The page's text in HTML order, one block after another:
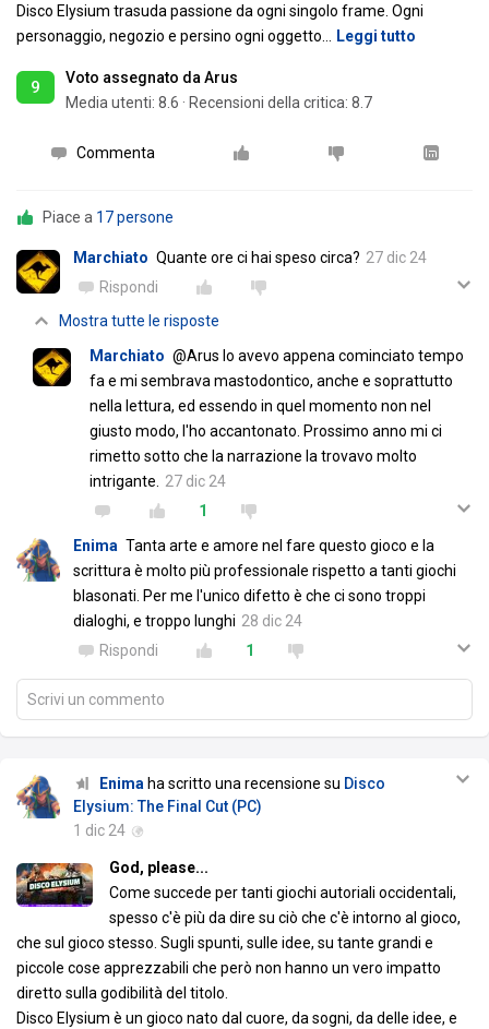
Disco Elysium trasuda passione da ogni singolo frame. Ogni
personaggio, negozio e persino ogni oggetto
Leggi tutto
9
Voto assegnato da Arus
Media utenti: 8.6 · Recensioni della critica: 8.7
Commenta
Piace a 17 persone
Marchiato Quante ore ci hai speso circa? 27 dic 24
Rispondi
Mostra tutte le risposte
Marchiato @Arus lo avevo appena cominciato tempo
fa e mi sembrava mastodontico, anche e soprattutto
nella lettura, ed essendo in quel momento non nel
giusto modo, l'ho accantonato. Prossimo anno mi ci
rimetto sotto che la narrazione la trovavo molto
intrigante.
27 dic 24
1
Enima Tanta arte e amore nel fare questo gioco e la
scrittura è molto più professionale rispetto a tanti giochi
blasonati. Per me l'unico difetto è che ci sono troppi
dialoghi, e troppo lunghi 28 dic 24
Rispondi
1
Scrivi un commento
Enima ha scritto una recensione su Disco
Elysium: The Final Cut (PC)
1 dic 24
God, please...
Come succede per tanti giochi autoriali occidentali,
spesso c'è più da dire su ciò che c'è intorno al gioco,
che sul gioco stesso. Sugli spunti, sulle idee, su tante grandi e
piccole cose apprezzabili che però non hanno un vero impatto
diretto sulla godibilità del titolo.
Disco Elysium è un gioco nato dal cuore, da sogni, da delle idee, e